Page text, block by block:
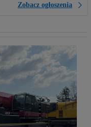
Zobacz ogłoszenia